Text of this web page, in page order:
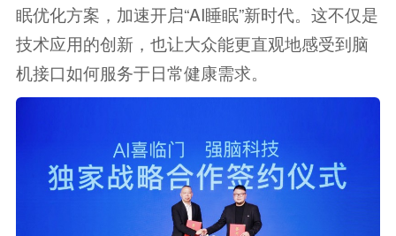
眠优化方案，加速开启“AI睡眠”新时代。这不仅是
技术应用的创新，也让大众能更直观地感受到脑
机接口如何服务于日常健康需求。